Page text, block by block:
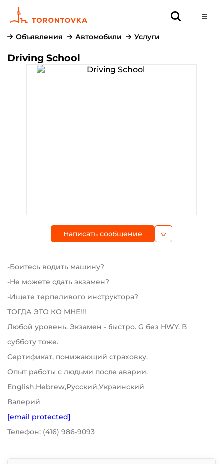
Объявления Автомобили Услуги
Driving School
Написать сообщение
-Боитесь водить машину?
-Не можете сдать экзамен?
-Ищете терпеливого инструктора?
ТОГДА ЭТО КО МНЕ!!!
Любой уровень. Экзамен - быстро. G без HWY. В
субботу тоже.
Сертификат, понижающий страховку.
Опыт работы с людьми после аварии.
English,Hebrew,Русский,Украинский
Валерий
[email protected]
Телефон: (416) 986-9093